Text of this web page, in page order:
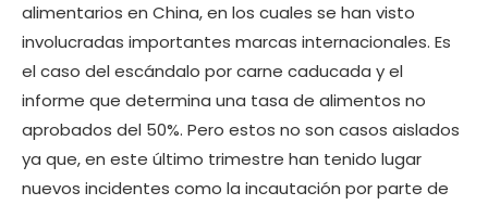
alimentarios en China, en los cuales se han visto
involucradas importantes marcas internacionales. Es
el caso del escándalo por carne caducada y el
informe que determina una tasa de alimentos no
aprobados del 50%. Pero estos no son casos aislados
ya que, en este último trimestre han tenido lugar
nuevos incidentes como la incautación por parte de